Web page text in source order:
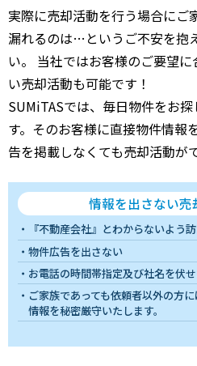
実際に売却活動を行う場合にご
漏れるのは…というご不安を抱
い。 当社ではお客様のご要望
い売却活動も可能です！
SUMiTASでは、毎日物件をお
す。そのお客様に直接物件情報
告を掲載しなくても売却活動が
情報を出さない売
『不動産会社』とわからないよう
物件広告を出さない
お電話の時間帯指定及び社名を伏
ご家族であっても依頼者以外の方に
情報を秘密厳守いたします。